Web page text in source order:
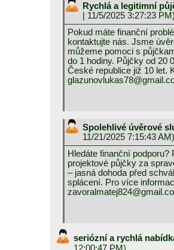
Rychlá a legitimní
| 11/5/2025 3:27:23
Pokud máte finanční
kontaktujte nás. Jsme
můžeme pomoci s
do 1 hodiny. Půjčky od 20
České republice již 10 let.
Spolehlivé úvěrové
11/21/2025 7:15:43 AM)
Hledáte finanční
projektové půjčky za
– jasná dohoda před
splácení. Pro více
seriózní a rychlá
12:00:47 PM)